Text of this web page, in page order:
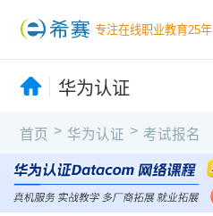
专注在线职业教育25年
华为认证
首页 > 华为认证 > 考试报名